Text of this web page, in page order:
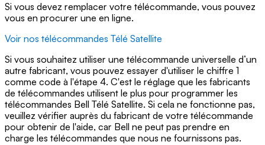
Si vous devez remplacer votre télécommande, vous pouvez
vous en procurer une en ligne.
Voir nos télécommandes Télé Satellite
Si vous souhaitez utiliser une télécommande universelle d’un
autre fabricant, vous pouvez essayer d'utiliser le chiffre 1
comme code à l'étape 4. C'est le réglage que les fabricants
de télécommandes utilisent le plus pour programmer les
télécommandes Bell Télé Satellite. Si cela ne fonctionne pas,
veuillez vérifier auprès du fabricant de votre télécommande
pour obtenir de l'aide, car Bell ne peut pas prendre en
charge les télécommandes que nous ne fournissons pas.